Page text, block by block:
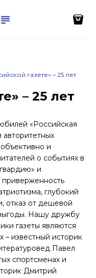
газете» – 25 лет
– 25 лет
«Российская
авторитетных
и
о событиях в
и
приверженность
глубокий
отказ от дешевой
Нашу дружбу
газеты являются
известный историк
Павел
спортсменах и
Дмитрий